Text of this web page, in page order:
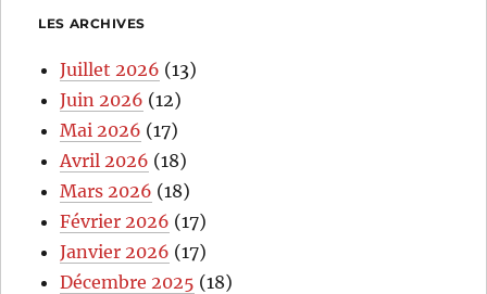
LES ARCHIVES
Juillet 2026 (13)
Juin 2026 (12)
Mai 2026 (17)
Avril 2026 (18)
Mars 2026 (18)
Février 2026 (17)
Janvier 2026 (17)
Décembre 2025 (18)